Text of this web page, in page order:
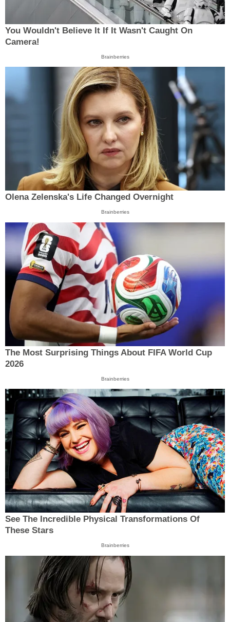
You Wouldn't Believe It If It Wasn't Caught On
Camera!
Brainberries
Olena Zelenska's Life Changed Overnight
Brainberries
The Most Surprising Things About FIFA World Cup
2026
Brainberries
See The Incredible Physical Transformations Of
These Stars
Brainberries